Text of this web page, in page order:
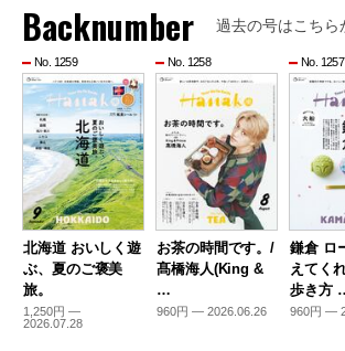
Backnumber 過去の号はこちら
No. 1259
北海道 おいしく遊
ぶ、夏のご褒美
旅。
1,250円 —
2026.07.28
No. 1258
お茶の時間です。/
髙橋海人(King &
…
960円 — 2026.06.26
No. 1257
鎌倉 ロ
えてく
歩き方
960円 —